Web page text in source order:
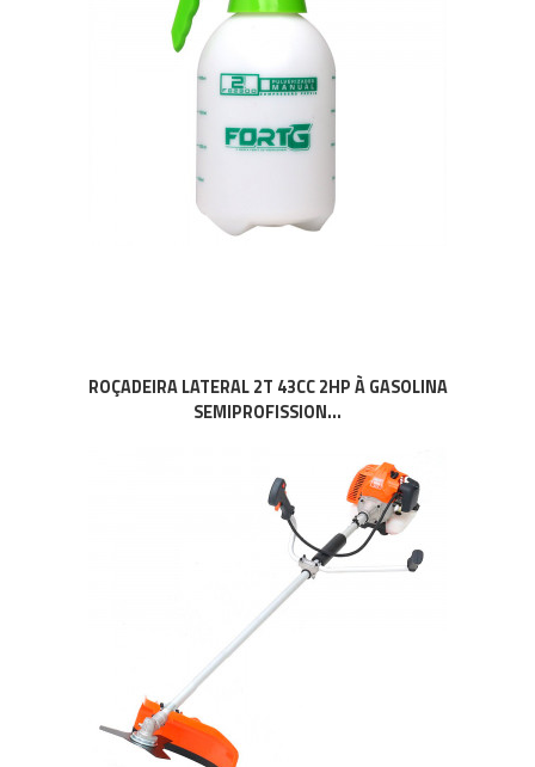
ROÇADEIRA LATERAL 2T 43CC 2HP À GASOLINA
SEMIPROFISSION...